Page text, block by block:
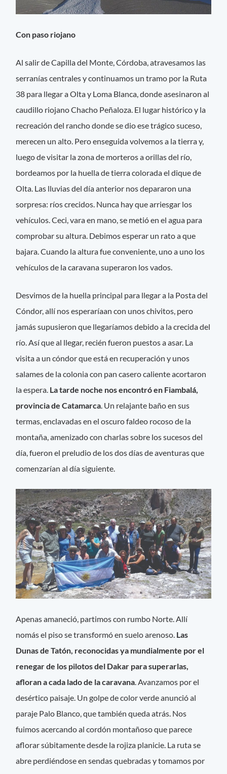
Con paso riojano
Al salir de Capilla del Monte, Córdoba, atravesamos las
serranías centrales y continuamos un tramo por la Ruta
38 para llegar a Olta y Loma Blanca, donde asesinaron al
caudillo riojano Chacho Peñaloza. El lugar histórico y la
recreación del rancho donde se dio ese trágico suceso,
merecen un alto. Pero enseguida volvemos a la tierra y,
luego de visitar la zona de morteros a orillas del río,
bordeamos por la huella de tierra colorada el dique de
Olta. Las lluvias del día anterior nos depararon una
sorpresa: ríos crecidos. Nunca hay que arriesgar los
vehículos. Ceci, vara en mano, se metió en el agua para
comprobar su altura. Debimos esperar un rato a que
bajara. Cuando la altura fue conveniente, uno a uno los
vehículos de la caravana superaron los vados.
Desvimos de la huella principal para llegar a la Posta del
Cóndor, allí nos esperaríaan con unos chivitos, pero
jamás supusieron que llegaríamos debido a la crecida del
río. Así que al llegar, recién fueron puestos a asar. La
visita a un cóndor que está en recuperación y unos
salames de la colonia con pan casero caliente acortaron
la espera. La tarde noche nos encontró en Fiambalá,
provincia de Catamarca. Un relajante baño en sus
termas, enclavadas en el oscuro faldeo rocoso de la
montaña, amenizado con charlas sobre los sucesos del
día, fueron el preludio de los dos días de aventuras que
comenzarían al día siguiente.
Apenas amaneció, partimos con rumbo Norte. Allí
nomás el piso se transformó en suelo arenoso. Las
Dunas de Tatón, reconocidas ya mundialmente por el
renegar de los pilotos del Dakar para superarlas,
afloran a cada lado de la caravana. Avanzamos por el
desértico paisaje. Un golpe de color verde anunció al
paraje Palo Blanco, que también queda atrás. Nos
fuimos acercando al cordón montañoso que parece
aflorar súbitamente desde la rojiza planicie. La ruta se
abre perdiéndose en sendas quebradas y tomamos por